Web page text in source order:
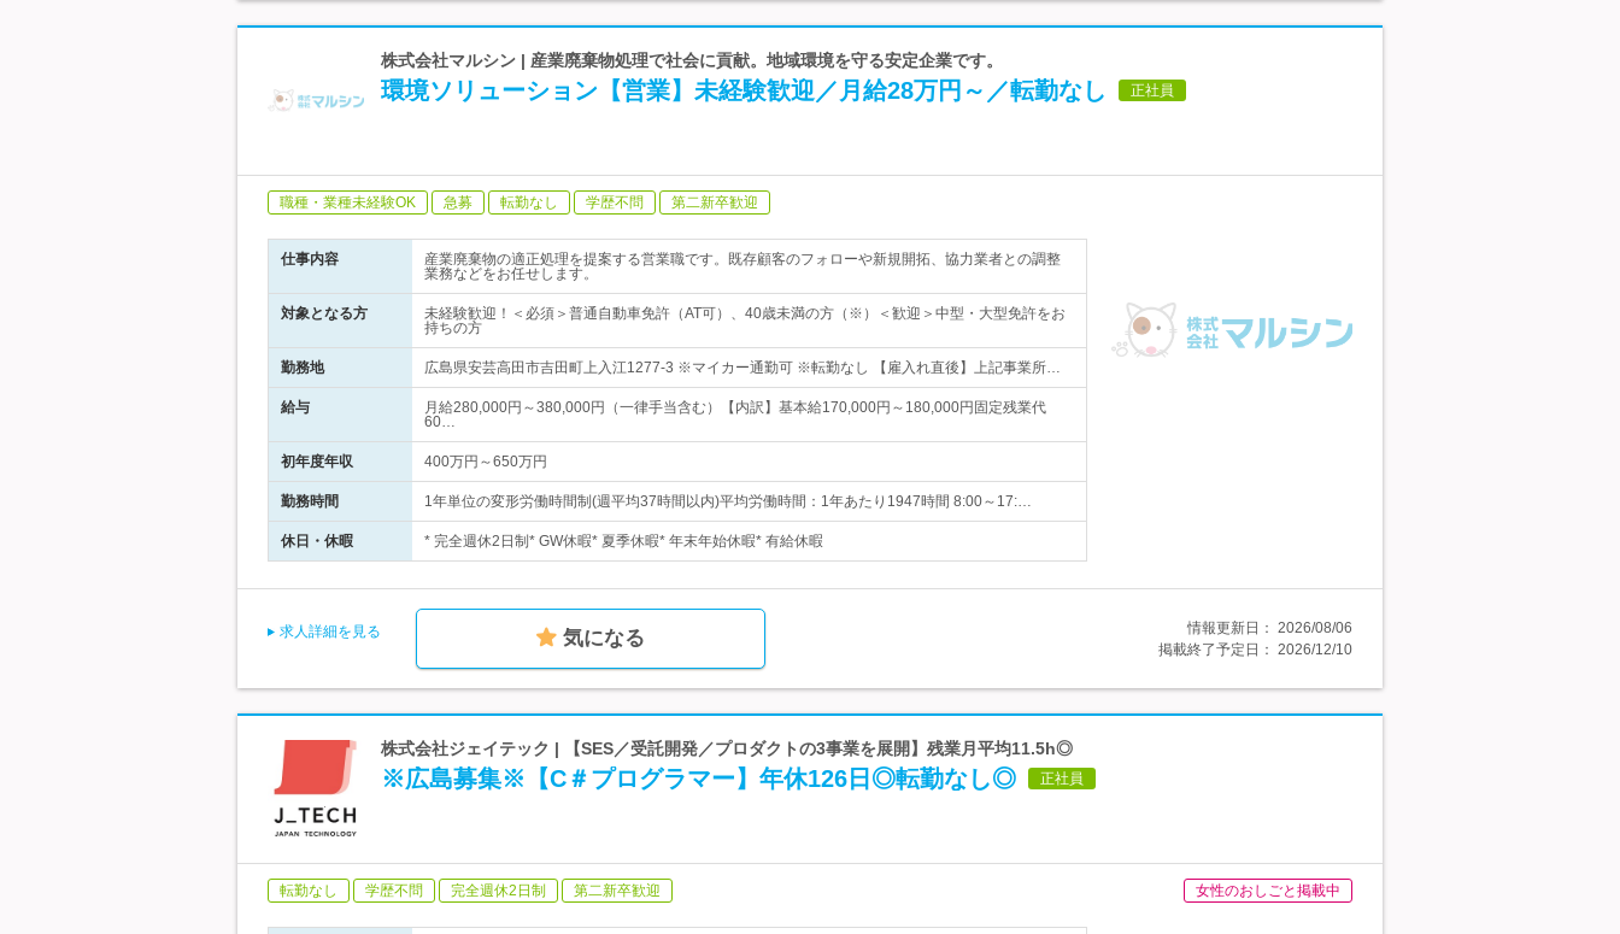
株式会社マルシン | 産業廃棄物処理で社会に貢献。地域環境を守る安定企業です。
環境ソリューション【営業】未経験歓迎／月給28万円～／転勤なし 正社員
職種・業種未経験OK 急募 転勤なし 学歴不問 第二新卒歓迎
仕事内容
産業廃棄物の適正処理を提案する営業職です。既存顧客のフォローや新規開拓、協力業者との調整
業務などをお任せします。
対象となる方
未経験歓迎！＜必須＞普通自動車免許（AT可）、40歳未満の方（※）＜歓迎＞中型・大型免許をお
持ちの方
勤務地 広島県安芸高田市吉田町上入江1277-3 ※マイカー通勤可 ※転勤なし 【雇入れ直後】上記事業所…
給与
月給280,000円～380,000円（一律手当含む）【内訳】基本給170,000円～180,000円固定残業代
60…
初年度年収 400万円～650万円
勤務時間 1年単位の変形労働時間制(週平均37時間以内)平均労働時間：1年あたり1947時間 8:00～17:…
休日・休暇 * 完全週休2日制* GW休暇* 夏季休暇* 年末年始休暇* 有給休暇
求人詳細を見る 気になる 情報更新日： 2026/08/06
掲載終了予定日： 2026/12/10
株式会社ジェイテック | 【SES／受託開発／プロダクトの3事業を展開】残業月平均11.5h◎
※広島募集※【C＃プログラマー】年休126日◎転勤なし◎ 正社員
転勤なし 学歴不問 完全週休2日制 第二新卒歓迎 女性のおしごと掲載中